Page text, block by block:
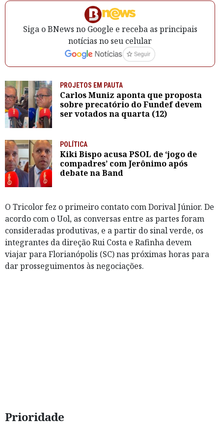
Siga o BNews no Google e receba as principais
notícias no seu celular
PROJETOS EM PAUTA
Carlos Muniz aponta que proposta
sobre precatório do Fundef devem
ser votados na quarta (12)
POLÍTICA
Kiki Bispo acusa PSOL de ‘jogo de
compadres’ com Jerônimo após
debate na Band
O Tricolor fez o primeiro contato com Dorival Júnior. De
acordo com o Uol, as conversas entre as partes foram
consideradas produtivas, e a partir do sinal verde, os
integrantes da direção Rui Costa e Rafinha devem
viajar para Florianópolis (SC) nas próximas horas para
dar prosseguimentos às negociações.
Prioridade